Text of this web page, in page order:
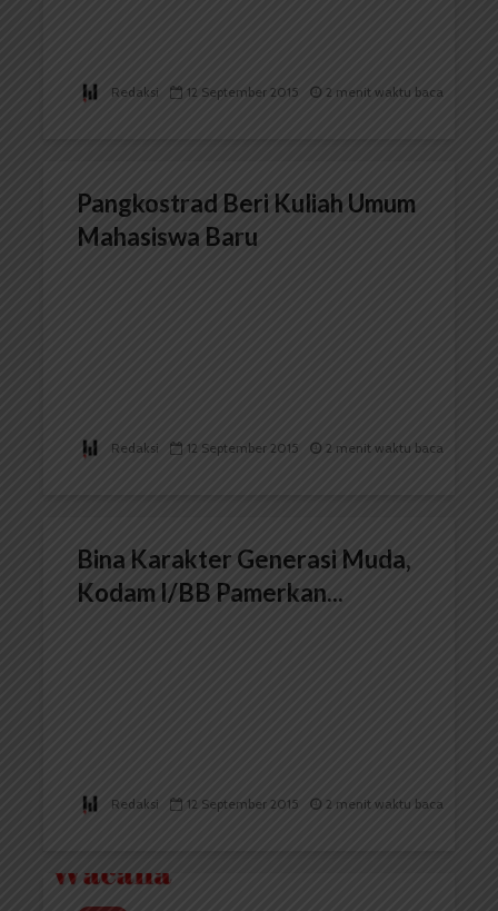
Redaksi 12 September 2015 2 menit waktu baca
Pangkostrad Beri Kuliah Umum
Mahasiswa Baru
Redaksi 12 September 2015 2 menit waktu baca
Bina Karakter Generasi Muda,
Kodam I/BB Pamerkan...
Redaksi 12 September 2015 2 menit waktu baca